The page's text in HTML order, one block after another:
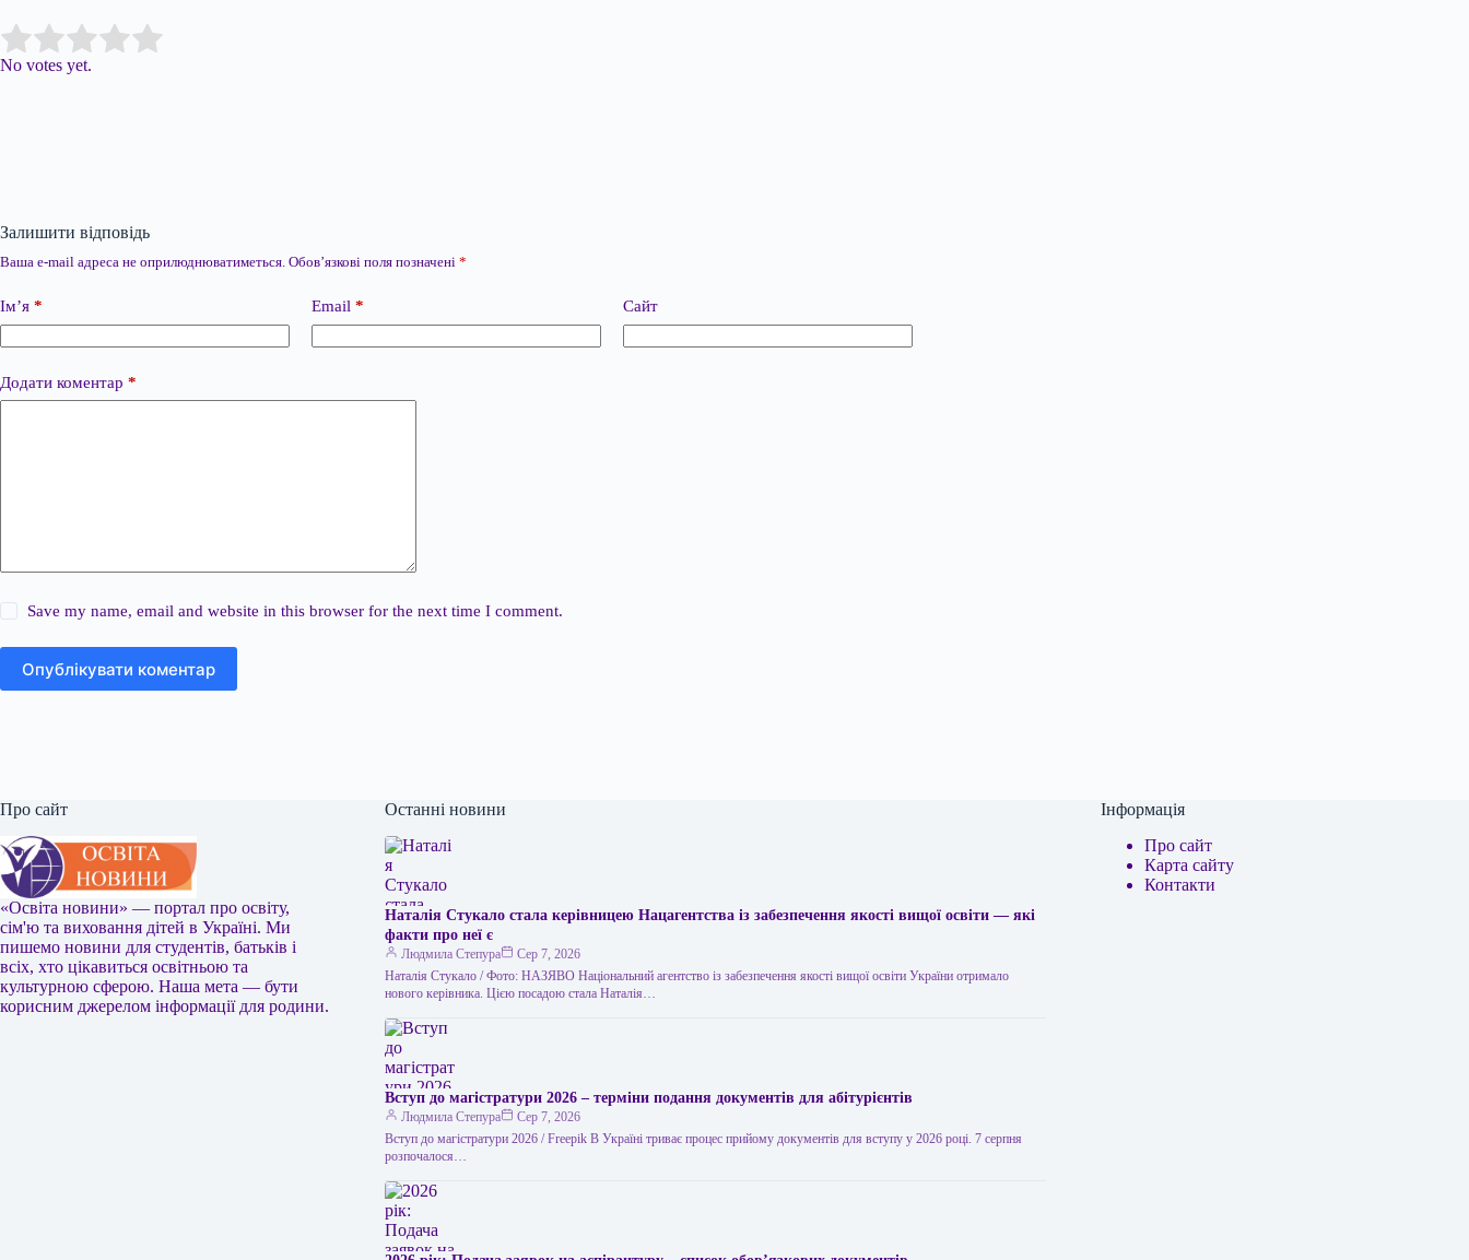
Rate this item:
No votes yet.
Залишити відповідь
Ваша e-mail адреса не оприлюднюватиметься. Обов’язкові поля позначені *
Ім’я * Email * Сайт
Додати коментар *
Save my name, email and website in this browser for the next time I comment.
Опублікувати коментар
Про сайт
«Освіта новини» — портал про освіту,
сім'ю та виховання дітей в Україні. Ми
пишемо новини для студентів, батьків і
всіх, хто цікавиться освітньою та
культурною сферою. Наша мета — бути
корисним джерелом інформації для родини.
Останні новини
Наталія Стукало стала керівницею Нацагентства із забезпечення якості вищої освіти — які
факти про неї є
Людмила Степура
Сер 7, 2026
Наталія Стукало / Фото: НАЗЯВО Національний агентство із забезпечення якості вищої освіти України отримало
нового керівника. Цією посадою стала Наталія…
Вступ до магістратури 2026 – терміни подання документів для абітурієнтів
Людмила Степура
Сер 7, 2026
Вступ до магістратури 2026 / Freepik В Україні триває процес прийому документів для вступу у 2026 році. 7 серпня
розпочалося…
Інформація
Про сайт
Карта сайту
Контакти